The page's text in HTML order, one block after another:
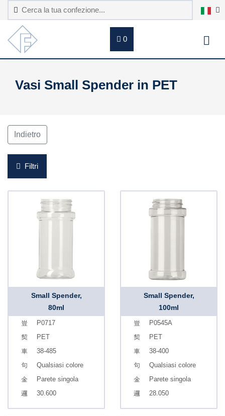
0
Vasi Small Spender in PET
Indietro
Filtri
Small Spender,
80ml
P0717
PET
38-485
Qualsiasi colore
Parete singola
30.600
Small Spender,
100ml
P0545A
PET
38-400
Qualsiasi colore
Parete singola
28.050